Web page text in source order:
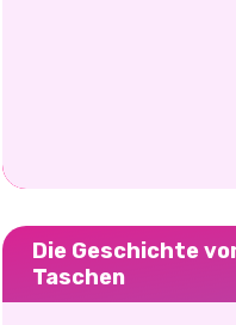
Die Geschichte
Taschen